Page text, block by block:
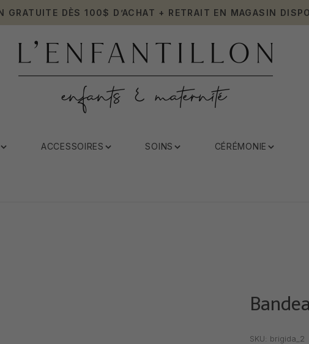
GRATUITE DÈS 100$ D’ACHAT + RETRAIT EN MAGASIN
ACCESSOIRES SOINS CÉRÉMONIE
SKU: brigida_2